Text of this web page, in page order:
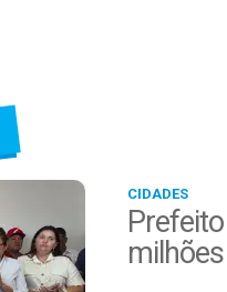
CIDADES